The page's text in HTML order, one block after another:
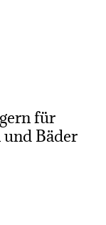
für
und Bäder